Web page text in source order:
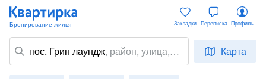
пос. Грин лаундж, район, улица,
место
Карта
Закладки Переписка Профиль